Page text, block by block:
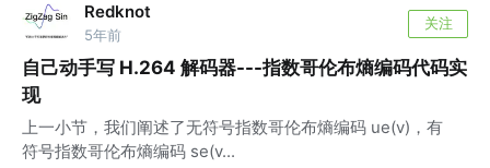
Redknot
5年前
关注
自己动手写 H.264 解码器---指数哥伦布熵编码代码实
现
上一小节，我们阐述了无符号指数哥伦布熵编码 ue(v)，有
符号指数哥伦布熵编码 se(v...